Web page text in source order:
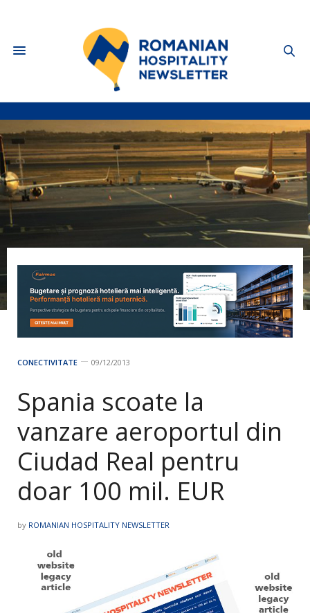
CONECTIVITATE 09/12/2013
Spania scoate la
vanzare aeroportul din
Ciudad Real pentru
doar 100 mil. EUR
by ROMANIAN HOSPITALITY NEWSLETTER